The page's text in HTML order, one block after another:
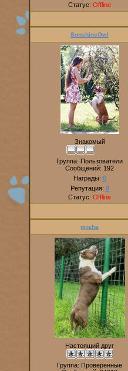
Статус: Offline
SunshineOwl
Знакомый
Группа: Пользователи
Сообщений: 192
Награды: 0
Репутация: 8
Статус: Offline
grisha
Настоящий друг
Группа: Проверенные